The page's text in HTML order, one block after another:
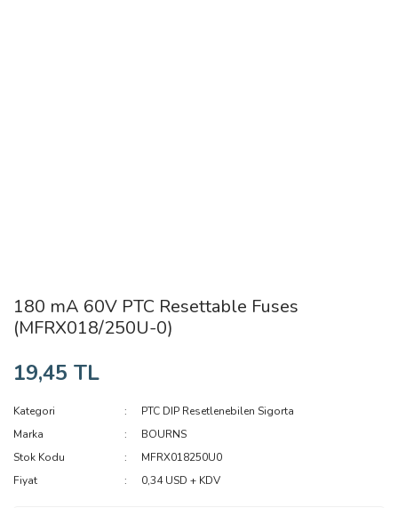
180 mA 60V PTC Resettable Fuses
(MFRX018/250U-0)
19,45 TL
Kategori
PTC DIP Resetlenebilen Sigorta
Marka
BOURNS
Stok Kodu
MFRX018250U0
Fiyat
0,34 USD + KDV